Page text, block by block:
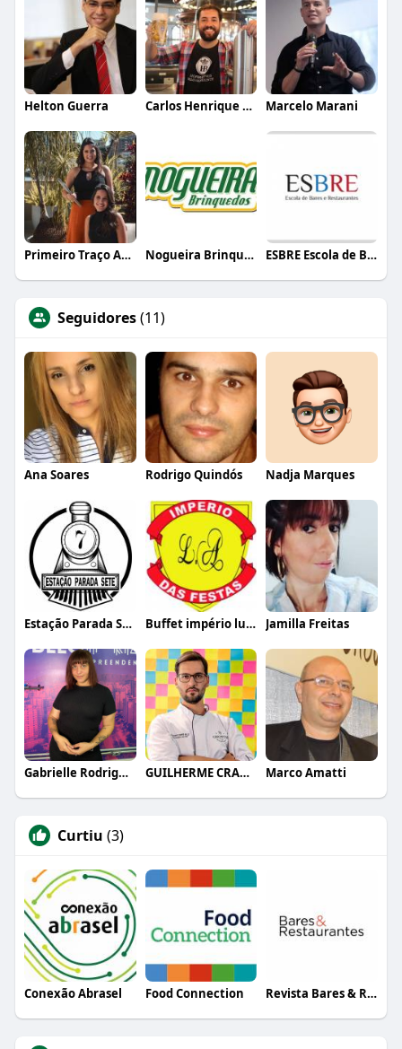
Helton Guerra Carlos Henrique de Faria Vasconcelos Marcelo Marani
Primeiro Traço Arquitetura Nogueira Brinquedos ESBRE Escola de Bares e Restaurantes
Seguidores(11)
Ana Soares Rodrigo Quindós Nadja Marques
Estação Parada Sete Buffet império luciano alves Jamilla Freitas
Gabrielle Rodrigues GUILHERME CRAMER BALLE Marco Amatti
Curtiu (3)
Conexão Abrasel Food Connection Revista Bares & Restaurantes